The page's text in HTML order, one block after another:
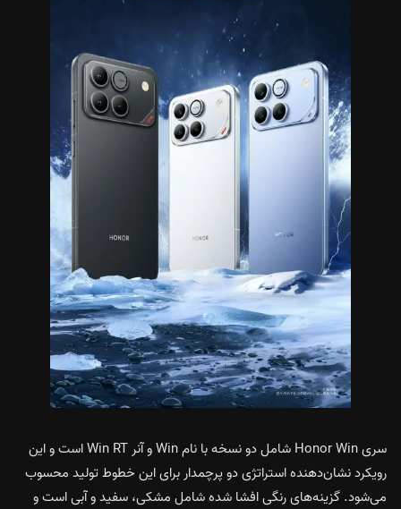
سری Honor Win شامل دو نسخه با نام Win و آنر Win RT است و این
رویکرد نشان‌دهنده استراتژی دو پرچمدار برای این خطوط تولید محسوب
می‌شود. گزینه‌های رنگی افشا شده شامل مشکی، سفید و آبی است و